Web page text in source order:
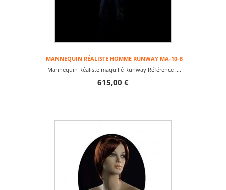
MANNEQUIN RÉALISTE HOMME RUNWAY MA-10-B
Mannequin Réaliste maquillé Runway Référence :...
615,00 €